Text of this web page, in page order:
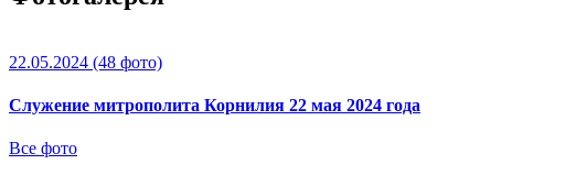
22.05.2024 (48 фото)
Служение митрополита Корнилия 22 мая 2024 года
Все фото